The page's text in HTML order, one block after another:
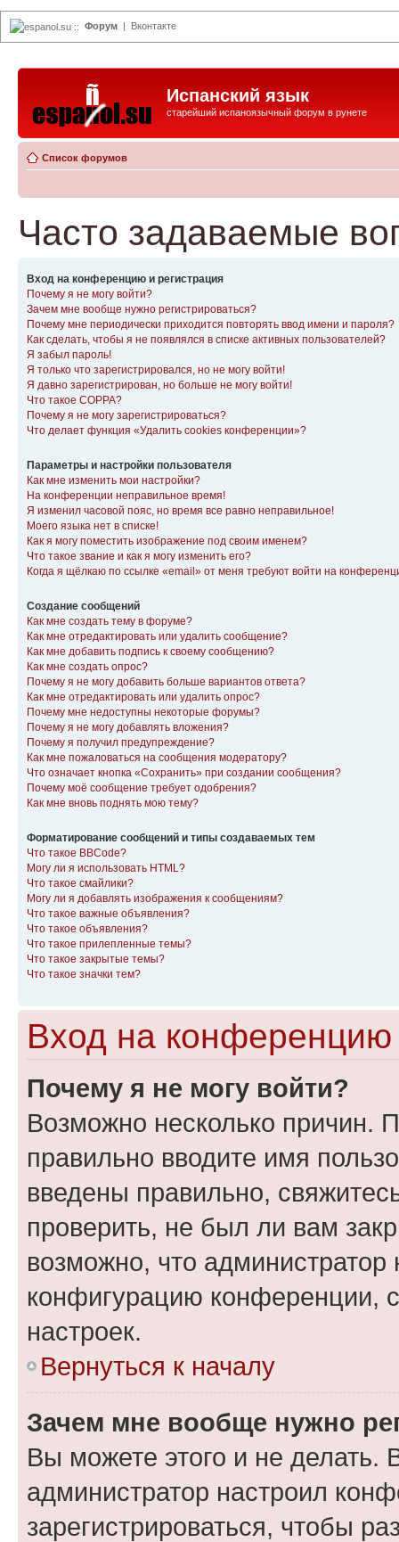
espanol.su :: Форум | Вконтакте
Испанский язык
старейший испаноязычный форум в рунете
Список форумов
Часто задаваемые
Вход на конференцию и регистрация
Почему я не могу войти?
Зачем мне вообще нужно регистрироваться?
Почему мне периодически приходится повторять ввод имени и пароля?
Как сделать, чтобы я не появлялся в списке активных пользователей?
Я забыл пароль!
Я только что зарегистрировался, но не могу войти!
Я давно зарегистрирован, но больше не могу войти!
Что такое COPPA?
Почему я не могу зарегистрироваться?
Что делает функция «Удалить cookies конференции»?
Параметры и настройки пользователя
Как мне изменить мои настройки?
На конференции неправильное время!
Я изменил часовой пояс, но время все равно неправильное!
Моего языка нет в списке!
Как я могу поместить изображение под своим именем?
Что такое звание и как я могу изменить его?
Когда я щёлкаю по ссылке «email» от меня требуют войти на
Создание сообщений
Как мне создать тему в форуме?
Как мне отредактировать или удалить сообщение?
Как мне добавить подпись к своему сообщению?
Как мне создать опрос?
Почему я не могу добавить больше вариантов ответа?
Как мне отредактировать или удалить опрос?
Почему мне недоступны некоторые форумы?
Почему я не могу добавлять вложения?
Почему я получил предупреждение?
Как мне пожаловаться на сообщения модератору?
Что означает кнопка «Сохранить» при создании сообщения?
Почему моё сообщение требует одобрения?
Как мне вновь поднять мою тему?
Форматирование сообщений и типы создаваемых тем
Что такое BBCode?
Могу ли я использовать HTML?
Что такое смайлики?
Могу ли я добавлять изображения к сообщениям?
Что такое важные объявления?
Что такое объявления?
Что такое прилепленные темы?
Что такое закрытые темы?
Что такое значки тем?
Вход на конференцию
Почему я не могу войти?
Возможно несколько причин.
правильно вводите имя
введены правильно,
проверить, не был ли вам
возможно, что администратор
конфигурацию конференции,
настроек.
Вернуться к началу
Зачем мне вообще нужно
Вы можете этого и не делать.
администратор настроил
зарегистрироваться, чтобы